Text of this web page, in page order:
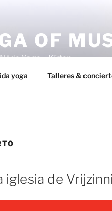
OF
Yoga – Kīrtan
yoga Talleres &
iglesia de